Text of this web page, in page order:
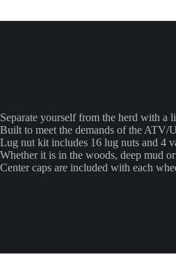
Separate yourself from the herd with a
Built to meet the demands of the
Lug nut kit includes 16 lug nuts and 4
Whether it is in the woods, deep mud
Center caps are included with each